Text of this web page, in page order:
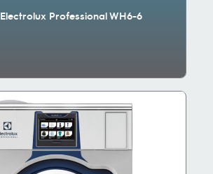
Professional WH6-6